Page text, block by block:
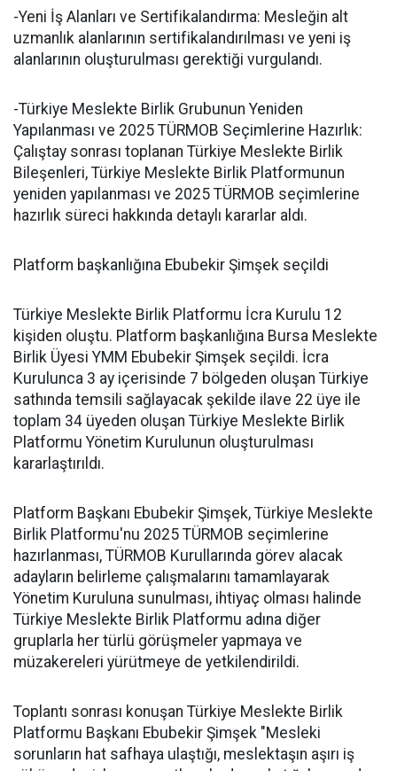
-Yeni İş Alanları ve Sertifikalandırma: Mesleğin alt
uzmanlık alanlarının sertifikalandırılması ve yeni iş
alanlarının oluşturulması gerektiği vurgulandı.
-Türkiye Meslekte Birlik Grubunun Yeniden
Yapılanması ve 2025 TÜRMOB Seçimlerine Hazırlık:
Çalıştay sonrası toplanan Türkiye Meslekte Birlik
Bileşenleri, Türkiye Meslekte Birlik Platformunun
yeniden yapılanması ve 2025 TÜRMOB seçimlerine
hazırlık süreci hakkında detaylı kararlar aldı.
Platform başkanlığına Ebubekir Şimşek seçildi
Türkiye Meslekte Birlik Platformu İcra Kurulu 12
kişiden oluştu. Platform başkanlığına Bursa Meslekte
Birlik Üyesi YMM Ebubekir Şimşek seçildi. İcra
Kurulunca 3 ay içerisinde 7 bölgeden oluşan Türkiye
sathında temsili sağlayacak şekilde ilave 22 üye ile
toplam 34 üyeden oluşan Türkiye Meslekte Birlik
Platformu Yönetim Kurulunun oluşturulması
kararlaştırıldı.
Platform Başkanı Ebubekir Şimşek, Türkiye Meslekte
Birlik Platformu'nu 2025 TÜRMOB seçimlerine
hazırlanması, TÜRMOB Kurullarında görev alacak
adayların belirleme çalışmalarını tamamlayarak
Yönetim Kuruluna sunulması, ihtiyaç olması halinde
Türkiye Meslekte Birlik Platformu adına diğer
gruplarla her türlü görüşmeler yapmaya ve
müzakereleri yürütmeye de yetkilendirildi.
Toplantı sonrası konuşan Türkiye Meslekte Birlik
Platformu Başkanı Ebubekir Şimşek "Mesleki
sorunların hat safhaya ulaştığı, meslektaşın aşırı iş